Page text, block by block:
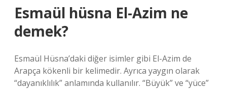
Esmaül hüsna El-Azim ne
demek?
Esmaül Hüsna’daki diğer isimler gibi El-Azim de
Arapça kökenli bir kelimedir. Ayrıca yaygın olarak
“dayanıklılık” anlamında kullanılır. “Büyük” ve “yüce”